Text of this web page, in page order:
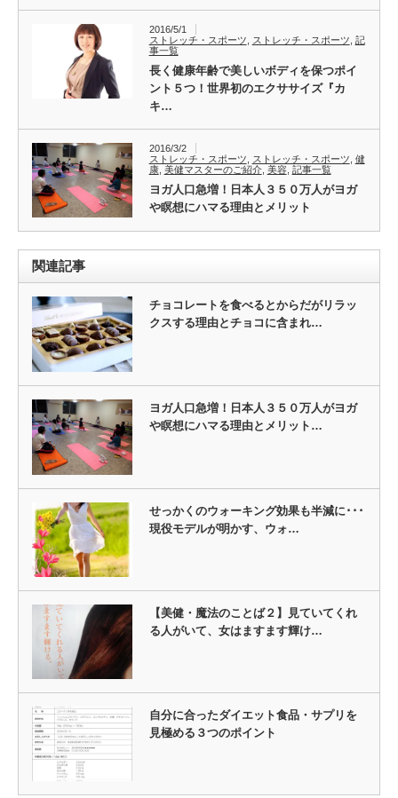
2016/5/1
ストレッチ・スポーツ
ストレッチ・スポーツ 記
事一覧
長く健康年齢で美しいボディを保つポイ
ント５つ！世界初のエクササイズ『カ
キ…
2016/3/2
ストレッチ・スポーツ
ストレッチ・スポーツ 健
康, 美健マスターのご紹介, 美容, 記事一覧
ヨガ人口急増！日本人３５０万人がヨガ
や瞑想にハマる理由とメリット
関連記事
チョコレートを食べるとからだがリラッ
クスする理由とチョコに含まれ…
ヨガ人口急増！日本人３５０万人がヨガ
や瞑想にハマる理由とメリット…
せっかくのウォーキング効果も半減に･･･
現役モデルが明かす、ウォ…
【美健・魔法のことば２】見ていてくれ
る人がいて、女はますます輝け…
自分に合ったダイエット食品・サプリを
見極める３つのポイント